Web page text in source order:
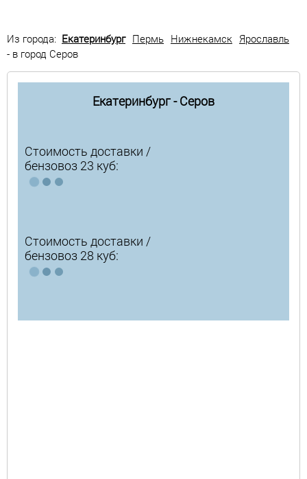
Из города: Екатеринбург Пермь Нижнекамск Ярославль
- в город Серов
Екатеринбург - Серов
Стоимость доставки /
бензовоз 23 куб:
Стоимость доставки /
бензовоз 28 куб: